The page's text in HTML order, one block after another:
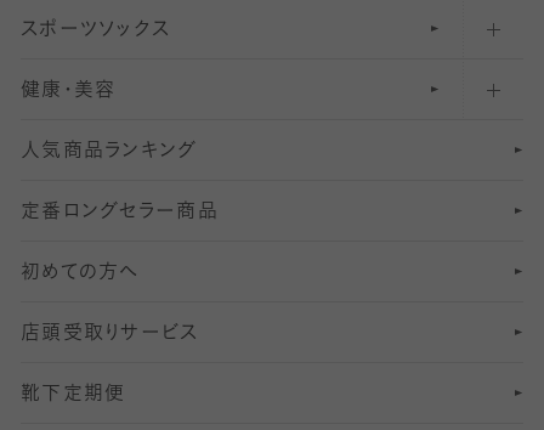
ハイソックス
オーバーニー・ニーハイソックス
81 〜110デニールタイツ
111〜210デニールタイツ
211デニールタイツ以上（防寒・厚手タイツ）
マタニティレギンス
5 分丈
6 分丈レギンス
7 分丈 レギンス
8分丈 レギンス
10分丈 レギンス
12分丈レギンス
結婚式用ストッキング
美脚ストッキング
オールスルーストッキング
匠シリーズ
フレッシャーズ向けソックス・靴下
冠婚葬祭向けソックス・靴下
スーツカジュアルソックス・靴下
ロングホーズ
スポーツソックス
ランニングソックス・靴下
ゴルフソックス・靴下
サッカー・フットサル用ソックス
ヨガソックス・靴下
スポーツ用レッグウォーマー
SSサイズ（21～23cm）
健康・美容
インナーソックス
加圧・着圧ソックス
冷えとり靴下
着圧・加圧タイツ
むくみ対策
人気商品ランキング
定番ロングセラー商品
初めての方へ
店頭受取りサービス
靴下定期便